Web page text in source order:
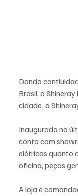
Dando
Brasil, a
cidade: a
Inaugurada no
conta com
elétricas quanto
oficina, peças
A loja é